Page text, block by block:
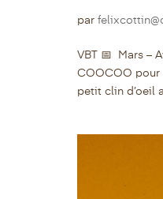
par
VBT 📅 Mars –
COOCOO pour
petit clin d’oeil